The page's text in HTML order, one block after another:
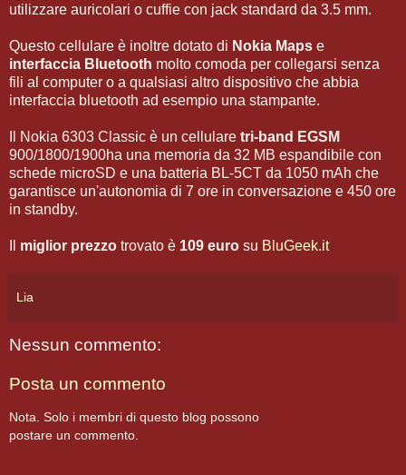
utilizzare auricolari o cuffie con jack standard da 3.5 mm.
Questo cellulare è inoltre dotato di Nokia Maps e
interfaccia Bluetooth molto comoda per collegarsi senza
fili al computer o a qualsiasi altro dispositivo che abbia
interfaccia bluetooth ad esempio una stampante.
Il Nokia 6303 Classic è un cellulare tri-band EGSM
900/1800/1900ha una memoria da 32 MB espandibile con
schede microSD e una batteria BL-5CT da 1050 mAh che
garantisce un'autonomia di 7 ore in conversazione e 450 ore
in standby.
miglior prezzo trovato è 109 euro su BluGeek.it
Lia
Nessun commento:
Posta un commento
Nota. Solo i membri di questo blog possono
postare un commento.